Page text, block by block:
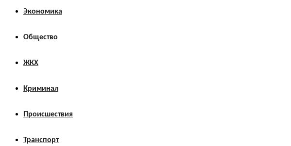
Экономика
Общество
ЖКХ
Криминал
Происшествия
Транспорт